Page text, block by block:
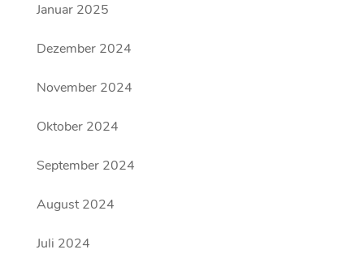
Januar 2025
Dezember 2024
November 2024
Oktober 2024
September 2024
August 2024
Juli 2024